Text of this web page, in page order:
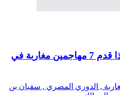
قبل انطلاقة بن جديدة.. ماذا قدم 7 مهاجمين مغاربة في
, الدوري المصري , سفيان بن